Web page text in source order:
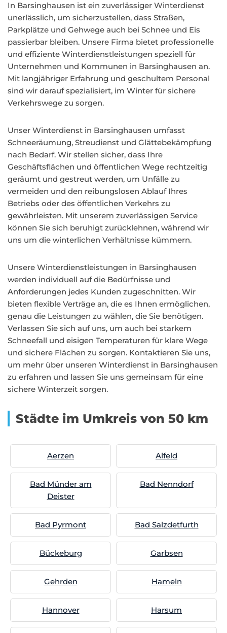
In Barsinghausen ist ein zuverlässiger Winterdienst
unerlässlich, um sicherzustellen, dass Straßen,
Parkplätze und Gehwege auch bei Schnee und Eis
passierbar bleiben. Unsere Firma bietet professionelle
und effiziente Winterdienstleistungen speziell für
Unternehmen und Kommunen in Barsinghausen an.
Mit langjähriger Erfahrung und geschultem Personal
sind wir darauf spezialisiert, im Winter für sichere
Verkehrswege zu sorgen.
Unser Winterdienst in Barsinghausen umfasst
Schneeräumung, Streudienst und Glättebekämpfung
nach Bedarf. Wir stellen sicher, dass Ihre
Geschäftsflächen und öffentlichen Wege rechtzeitig
geräumt und gestreut werden, um Unfälle zu
vermeiden und den reibungslosen Ablauf Ihres
Betriebs oder des öffentlichen Verkehrs zu
gewährleisten. Mit unserem zuverlässigen Service
können Sie sich beruhigt zurücklehnen, während wir
uns um die winterlichen Verhältnisse kümmern.
Unsere Winterdienstleistungen in Barsinghausen
werden individuell auf die Bedürfnisse und
Anforderungen jedes Kunden zugeschnitten. Wir
bieten flexible Verträge an, die es Ihnen ermöglichen,
genau die Leistungen zu wählen, die Sie benötigen.
Verlassen Sie sich auf uns, um auch bei starkem
Schneefall und eisigen Temperaturen für klare Wege
und sichere Flächen zu sorgen. Kontaktieren Sie uns,
um mehr über unseren Winterdienst in Barsinghausen
zu erfahren und lassen Sie uns gemeinsam für eine
sichere Winterzeit sorgen.
Städte im Umkreis von 50 km
Aerzen Alfeld
Bad Münder am
Deister
Bad Nenndorf
Bad Pyrmont Bad Salzdetfurth
Bückeburg Garbsen
Gehrden Hameln
Hannover Harsum